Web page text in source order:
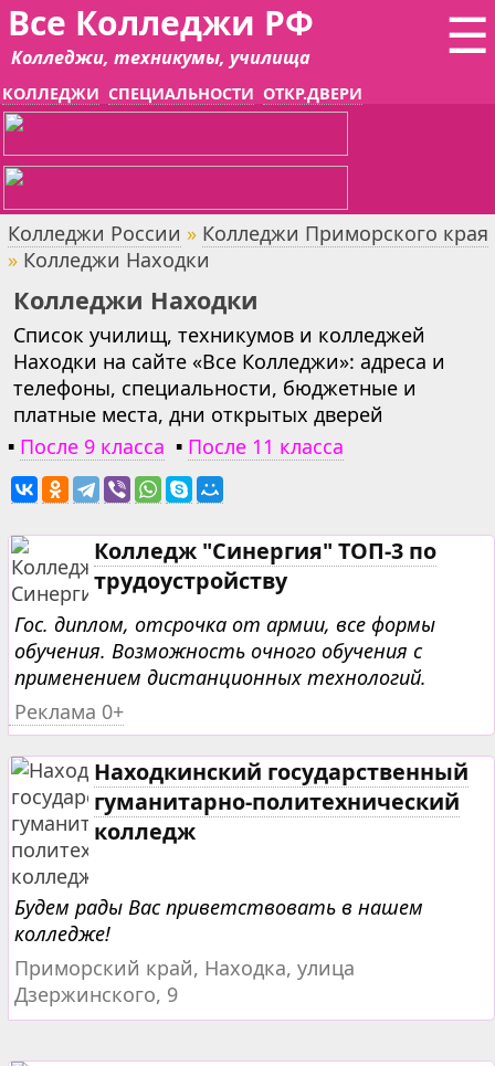
☰
Все Колледжи РФ
Колледжи, техникумы, училища
КОЛЛЕДЖИ СПЕЦИАЛЬНОСТИ ОТКР.ДВЕРИ
Колледжи России » Колледжи Приморского края
» Колледжи Находки
Колледжи Находки
Список училищ, техникумов и колледжей
Находки на сайте «Все Колледжи»: адреса и
телефоны, специальности, бюджетные и
платные места, дни открытых дверей
▪ После 9 класса ▪ После 11 класса
Колледж "Синергия" ТОП-3 по
трудоустройству
Гос. диплом, отсрочка от армии, все формы
обучения. Возможность очного обучения с
применением дистанционных технологий.
Реклама 0+
Находкинский государственный
гуманитарно-политехнический
колледж
Будем рады Вас приветствовать в нашем
колледже!
Приморский край, Находка, улица
Дзержинского, 9